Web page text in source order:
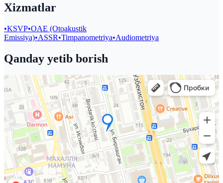
Xizmatlar
•KSVP•OAE (Otoakustik
Emissiya)•ASSR•Timpanometriya•Audiometriya
Qanday yetib borish